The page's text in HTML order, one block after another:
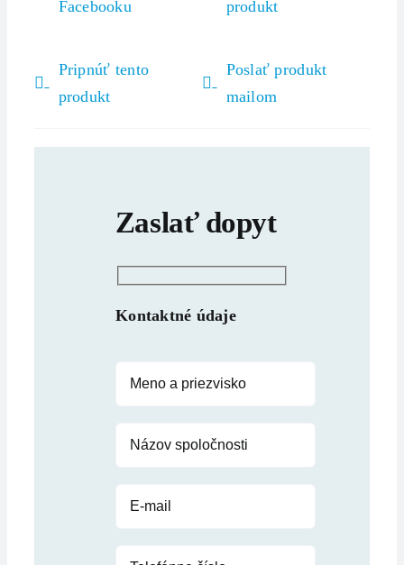
Facebooku produkt
Pripnúť tento
produkt
Poslať produkt
mailom
Zaslať dopyt
Kontaktné údaje